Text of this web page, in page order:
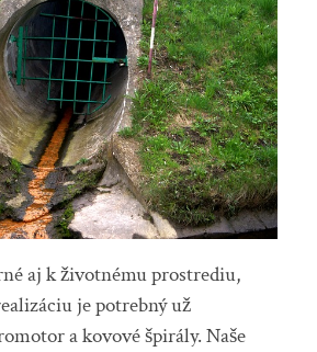
aj k životnému prostrediu,
je potrebný už
a kovové špirály. Naše